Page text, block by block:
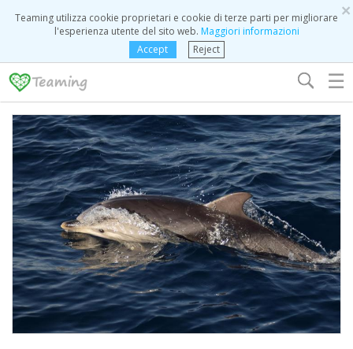
×
Teaming utilizza cookie proprietari e cookie di terze parti per migliorare
l'esperienza utente del sito web. Maggiori informazioni
Accept
Reject
☰